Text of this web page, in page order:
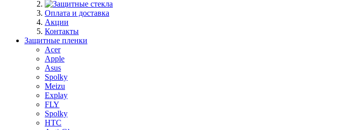
Оплата и доставка
Акции
Контакты
Защитные пленки
Acer
Apple
Asus
Spolky
Meizu
Explay
FLY
Spolky
HTC